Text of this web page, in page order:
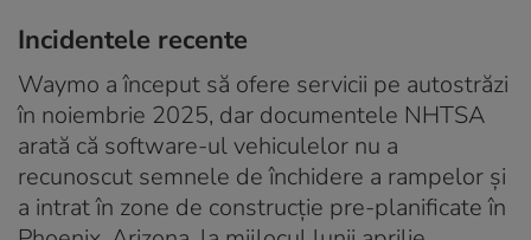
Incidentele recente
Waymo a început să ofere servicii pe autostrăzi
în noiembrie 2025, dar documentele NHTSA
arată că software-ul vehiculelor nu a
recunoscut semnele de închidere a rampelor și
a intrat în zone de construcție pre-planificate în